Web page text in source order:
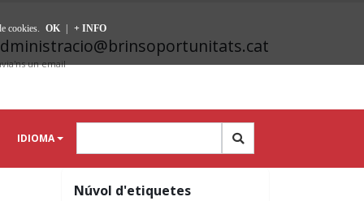
un email
IDIOMA
Núvol d'etiquetes
cookies. OK + INFO